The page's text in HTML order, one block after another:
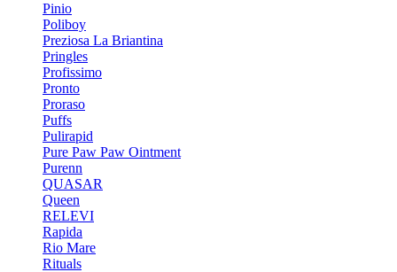
Pinio
Poliboy
Preziosa La Briantina
Pringles
Profissimo
Pronto
Proraso
Puffs
Pulirapid
Pure Paw Paw Ointment
Purenn
QUASAR
Queen
RELEVI
Rapida
Rio Mare
Rituals